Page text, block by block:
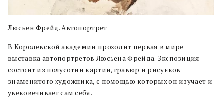
Люсьен Фрейд. Автопортрет
В Королевской академии проходит первая в мире
выставка автопортретов Люсьена Фрейда. Экспозиция
состоит из полусотни картин, гравюр и рисунков
знаменитого художника, с помощью которых он изучает и
увековечивает сам себя.